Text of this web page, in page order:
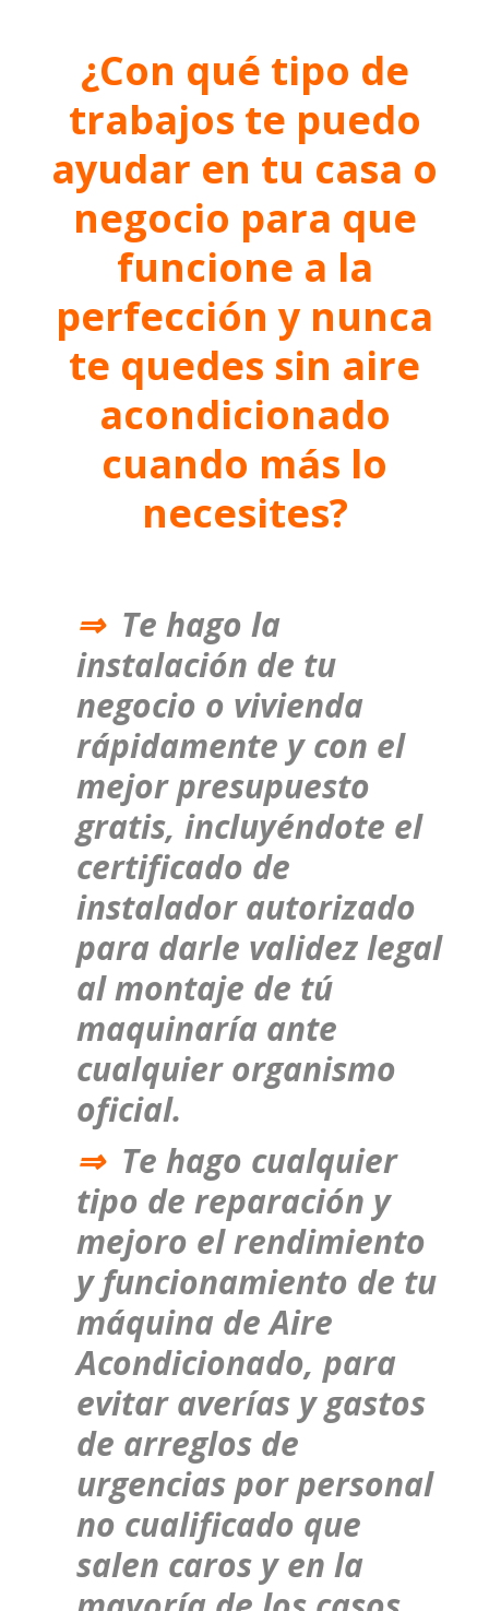
¿Con qué tipo de
trabajos te puedo
ayudar en tu casa o
negocio para que
funcione a la
perfección y nunca
te quedes sin aire
acondicionado
cuando más lo
necesites?
⇒ Te hago la
instalación de tu
negocio o vivienda
rápidamente y con el
mejor presupuesto
gratis, incluyéndote el
certificado de
instalador autorizado
para darle validez legal
al montaje de tú
maquinaría ante
cualquier organismo
oficial.
⇒Te hago cualquier
tipo de reparación y
mejoro el rendimiento
y funcionamiento de tu
máquina de Aire
Acondicionado, para
evitar averías y gastos
de arreglos de
urgencias por personal
no cualificado que
salen caros y en la